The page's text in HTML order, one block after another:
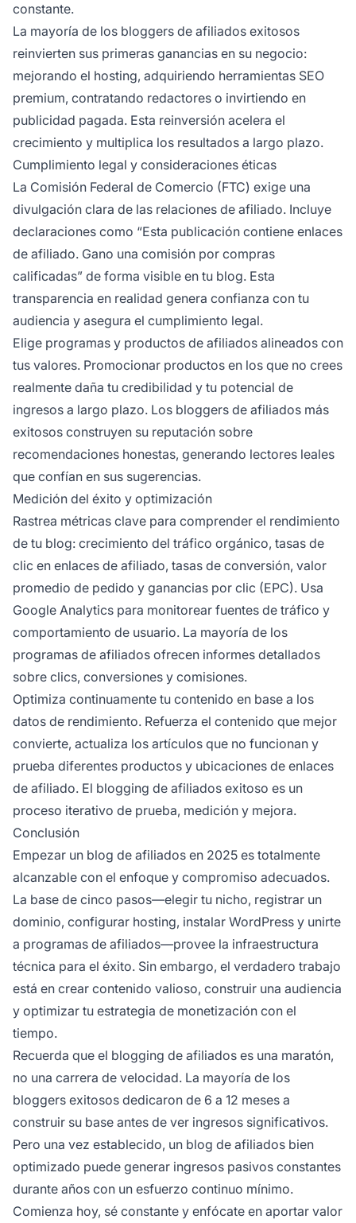
constante.
La mayoría de los bloggers de afiliados exitosos
reinvierten sus primeras ganancias en su negocio:
mejorando el hosting, adquiriendo herramientas SEO
premium, contratando redactores o invirtiendo en
publicidad pagada. Esta reinversión acelera el
crecimiento y multiplica los resultados a largo plazo.
Cumplimiento legal y consideraciones éticas
La Comisión Federal de Comercio (FTC) exige una
divulgación clara de las relaciones de afiliado. Incluye
declaraciones como “Esta publicación contiene enlaces
de afiliado. Gano una comisión por compras
calificadas” de forma visible en tu blog. Esta
transparencia en realidad genera confianza con tu
audiencia y asegura el cumplimiento legal.
Elige programas y productos de afiliados alineados con
tus valores. Promocionar productos en los que no crees
realmente daña tu credibilidad y tu potencial de
ingresos a largo plazo. Los bloggers de afiliados más
exitosos construyen su reputación sobre
recomendaciones honestas, generando lectores leales
que confían en sus sugerencias.
Medición del éxito y optimización
Rastrea métricas clave para comprender el rendimiento
de tu blog: crecimiento del tráfico orgánico, tasas de
clic en enlaces de afiliado, tasas de conversión, valor
promedio de pedido y ganancias por clic (EPC). Usa
Google Analytics para monitorear fuentes de tráfico y
comportamiento de usuario. La mayoría de los
programas de afiliados ofrecen informes detallados
sobre clics, conversiones y comisiones.
Optimiza continuamente tu contenido en base a los
datos de rendimiento. Refuerza el contenido que mejor
convierte, actualiza los artículos que no funcionan y
prueba diferentes productos y ubicaciones de enlaces
de afiliado. El blogging de afiliados exitoso es un
proceso iterativo de prueba, medición y mejora.
Conclusión
Empezar un blog de afiliados en 2025 es totalmente
alcanzable con el enfoque y compromiso adecuados.
La base de cinco pasos—elegir tu nicho, registrar un
dominio, configurar hosting, instalar WordPress y unirte
a programas de afiliados—provee la infraestructura
técnica para el éxito. Sin embargo, el verdadero trabajo
está en crear contenido valioso, construir una audiencia
y optimizar tu estrategia de monetización con el
tiempo.
Recuerda que el blogging de afiliados es una maratón,
no una carrera de velocidad. La mayoría de los
bloggers exitosos dedicaron de 6 a 12 meses a
construir su base antes de ver ingresos significativos.
Pero una vez establecido, un blog de afiliados bien
optimizado puede generar ingresos pasivos constantes
durante años con un esfuerzo continuo mínimo.
Comienza hoy, sé constante y enfócate en aportar valor